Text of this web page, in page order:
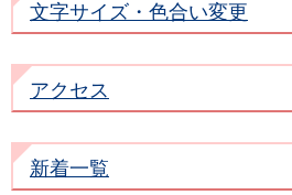
文字サイズ・色合い変更
アクセス
新着一覧